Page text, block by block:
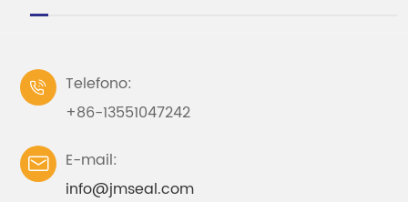

Telefono:
+86-13551047242

E-mail:
info@jmseal.com